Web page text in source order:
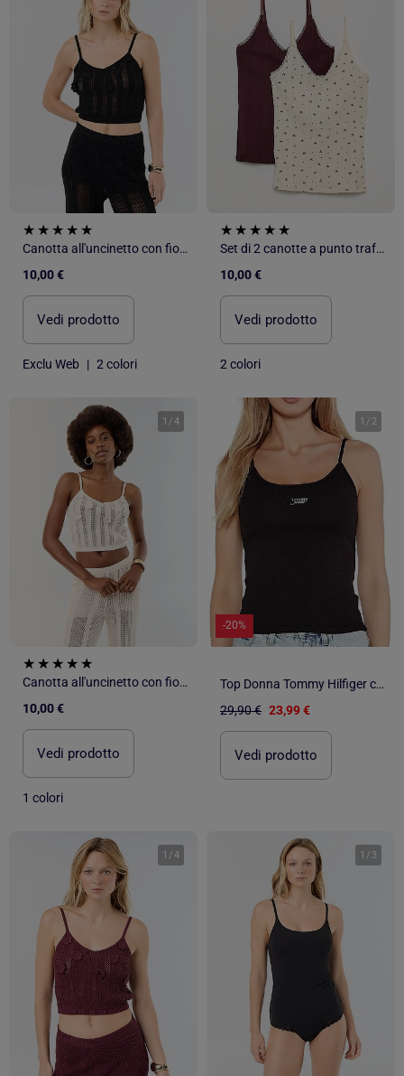
Canotta all'uncinetto con fiori ricamati
10,00 €
Vedi prodotto
Exclu Web | 2 colori
Set di 2 canotte a punto traforato stampate
10,00 €
Vedi prodotto
2 colori
1 /4
Canotta all'uncinetto con fiori ricamati
10,00 €
Vedi prodotto
1 colori
1 / 2
-20%
Top Donna Tommy Hilfiger con Spalline Sottili e Logo
29,90 € 23,99 €
Vedi prodotto
1 /4 1 / 3